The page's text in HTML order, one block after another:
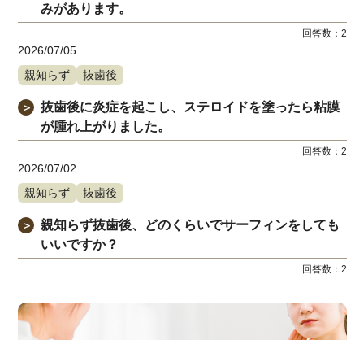
みがあります。
回答数： 2
2026/07/05
親知らず
抜歯後
＞
抜歯後に炎症を起こし、ステロイドを塗ったら粘膜
が腫れ上がりました。
回答数： 2
2026/07/02
親知らず
抜歯後
＞
親知らず抜歯後、どのくらいでサーフィンをしても
いいですか？
回答数： 2